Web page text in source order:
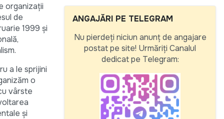
organizații
de
1999 și
a le sprijini
o
vârste
și
ANGAJĂRI PE TELEGRAM
Nu pierdeți niciun anunț de angajare
postat pe site! Urmăriți Canalul
dedicat pe Telegram: